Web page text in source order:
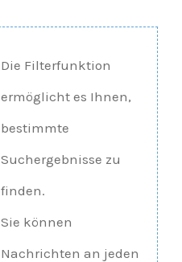
Die Filterfunktion
ermöglicht es Ihnen,
bestimmte
Suchergebnisse zu
finden.
Sie können
Nachrichten an jeden